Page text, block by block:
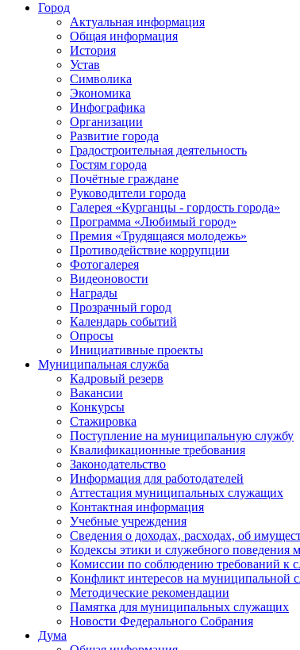
Город
Актуальная информация
Общая информация
История
Устав
Символика
Экономика
Инфографика
Организации
Развитие города
Градостроительная деятельность
Гостям города
Почётные граждане
Руководители города
Галерея «Курганцы - гордость города»
Программа «Любимый город»
Премия «Трудящаяся молодежь»
Противодействие коррупции
Фотогалерея
Видеоновости
Награды
Прозрачный город
Календарь событий
Опросы
Инициативные проекты
Муниципальная служба
Кадровый резерв
Вакансии
Конкурсы
Стажировка
Поступление на муниципальную службу
Квалификационные требования
Законодательство
Информация для работодателей
Аттестация муниципальных служащих
Контактная информация
Учебные учреждения
Сведения о доходах, расходах, об
Кодексы этики и служебного поведения
Комиссии по соблюдению требований к
Конфликт интересов на муниципальной
Методические рекомендации
Памятка для муниципальных служащих
Новости Федерального Cобрания
Дума